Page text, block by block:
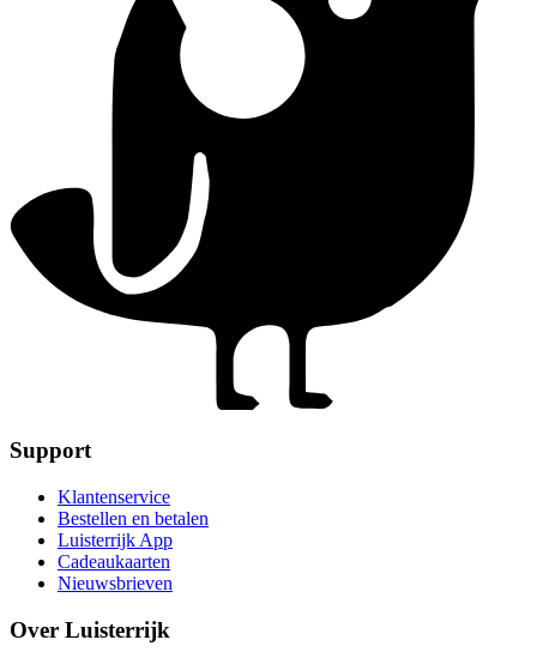
Support
Klantenservice
Bestellen en betalen
Luisterrijk App
Cadeaukaarten
Nieuwsbrieven
Over Luisterrijk